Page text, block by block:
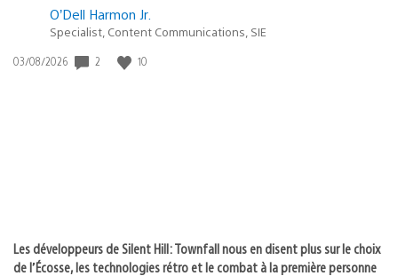
O’Dell Harmon Jr.
Specialist, Content Communications, SIE
Date
03/08/2026 2 10
Les développeurs de Silent Hill: Townfall nous en disent plus sur le choix
de l’Écosse, les technologies rétro et le combat à la première personne